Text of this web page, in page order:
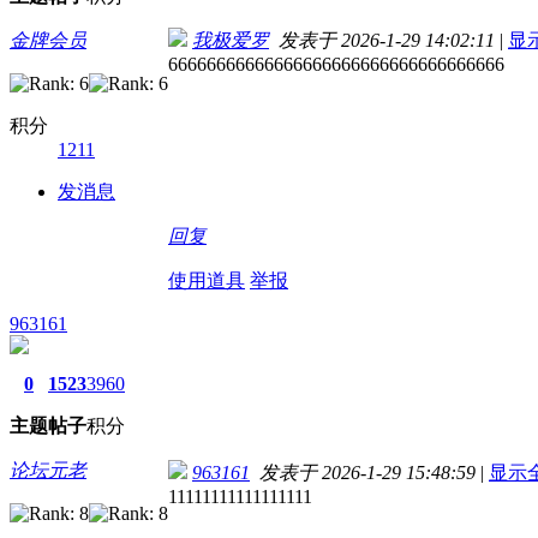
金牌会员
积分
1211
发消息
我极爱罗发表于 2026-1-29 14:02:11 | 显
66666666666666666666666666666666666
回复
使用道具 举报
963161
0
主题
1523
帖子
3960
积分
论坛元老 963161 发表于 2026-1-29 15:48:59 | 显示
11111111111111111